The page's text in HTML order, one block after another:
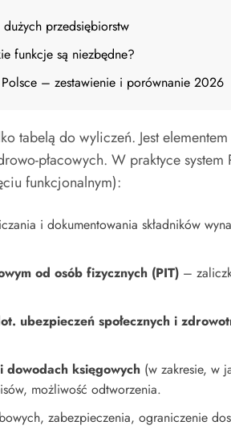
przedsiębiorstw
funkcje są niezbędne?
Polsce – zestawienie i porównanie 2026
tabelą do wyliczeń. Jest
płacowych. W praktyce
funkcjonalnym):
i dokumentowania składników
od osób fizycznych (PIT) –
ubezpieczeń społecznych i
dowodach księgowych (w zakresie, w
możliwość odtworzenia.
zabezpieczenia, ograniczenie